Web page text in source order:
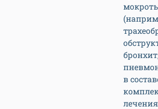
в
лечения